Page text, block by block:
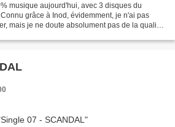
musique aujourd'hui, avec 3 disques du
grâce à Inod, évidemment, je n'ai pas
mais je ne doute absolument pas de la qualité